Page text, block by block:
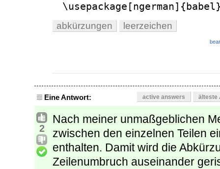
abkürzungen leerzeichen
Eine Antwort: active answers älteste
2
Nach meiner unmaßgeblichen
zwischen den einzelnen Teilen
enthalten. Damit wird die
Zeilenumbruch auseinander